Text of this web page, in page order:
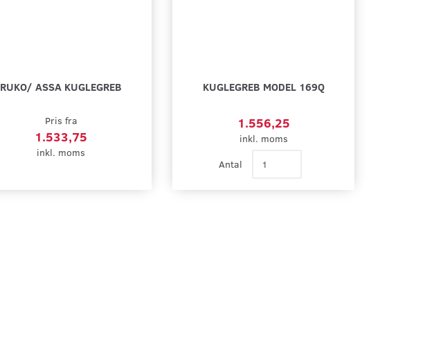
RUKO/ ASSA KUGLEGREB
Pris fra
1.533,75
inkl. moms
KUGLEGREB MODEL 169Q
1.556,25
inkl. moms
Antal